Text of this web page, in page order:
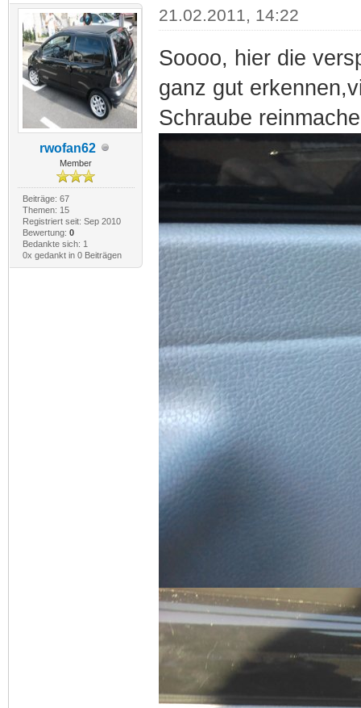
rwofan62
Member
Beiträge: 67
Themen: 15
Registriert seit: Sep 2010
Bewertung: 0
Bedankte sich: 1
0x gedankt in 0 Beiträgen
21.02.2011, 14:22
Soooo, hier die
ganz gut
Schraube